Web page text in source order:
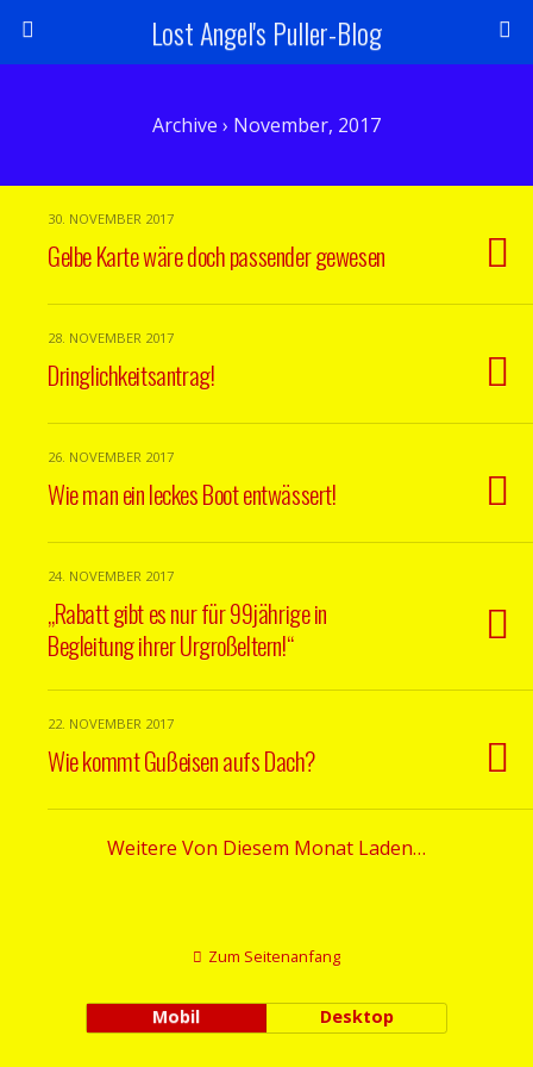
Lost Angel's Puller-Blog
Archive › November, 2017
30. NOVEMBER 2017
Gelbe Karte wäre doch passender gewesen
28. NOVEMBER 2017
Dringlichkeitsantrag!
26. NOVEMBER 2017
Wie man ein leckes Boot entwässert!
24. NOVEMBER 2017
„Rabatt gibt es nur für 99jährige in
Begleitung ihrer Urgroßeltern!“
22. NOVEMBER 2017
Wie kommt Gußeisen aufs Dach?
Weitere Von Diesem Monat Laden…
Zum Seitenanfang
Mobil Desktop